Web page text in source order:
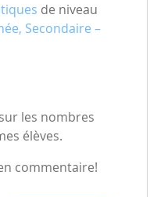
de niveau
Secondaire –
les nombres
élèves.
commentaire!